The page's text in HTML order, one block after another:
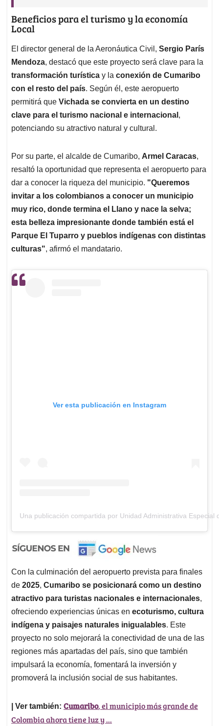
Beneficios para el turismo y la economía
Local
El director general de la Aeronáutica Civil, Sergio París
Mendoza, destacó que este proyecto será clave para la
transformación turística y la conexión de Cumaribo
con el resto del país. Según él, este aeropuerto
permitirá que Vichada se convierta en un destino
clave para el turismo nacional e internacional ,
potenciando su atractivo natural y cultural.
Por su parte, el alcalde de Cumaribo, Armel Caracas,
resaltó la oportunidad que representa el aeropuerto para
dar a conocer la riqueza del municipio. "Queremos
invitar a los colombianos a conocer un municipio
muy rico, donde termina el Llano y nace la selva;
esta belleza impresionante donde también está el
Parque El Tuparro y pueblos indígenas con distintas
culturas", afirmó el mandatario.
Ver esta publicación en Instagram
Una publicación compartida por Unidad Administrativa Especial
Con la culminación del aeropuerto prevista para finales
de 2025, Cumaribo se posicionará como un destino
atractivo para turistas nacionales e internacionales,
ofreciendo experiencias únicas en ecoturismo, cultura
indígena y paisajes naturales inigualables. Este
proyecto no solo mejorará la conectividad de una de las
regiones más apartadas del país, sino que también
impulsará la economía, fomentará la inversión y
promoverá la inclusión social de sus habitantes.
| Ver también: Cumaribo, el municipio más grande de
Colombia ahora tiene luz y ...